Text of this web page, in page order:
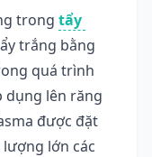
trong tẩy
trắng bằng
quá trình
dụng lên răng
được đặt
lớn các